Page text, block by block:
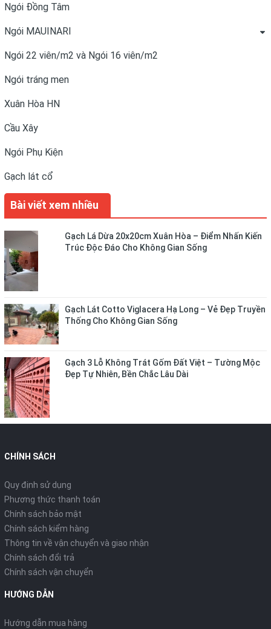
Ngói Đồng Tâm
Ngói MAUINARI
Ngói 22 viên/m2 và Ngói 16 viên/m2
Ngói tráng men
Xuân Hòa HN
Cầu Xây
Ngói Phụ Kiện
Gạch lát cổ
Bài viết xem nhiều
Gạch Lá Dừa 20x20cm Xuân Hòa – Điểm Nhấn Kiến
Trúc Độc Đáo Cho Không Gian Sống
Gạch Lát Cotto Viglacera Hạ Long – Vẻ Đẹp Truyền
Thống Cho Không Gian Sống
Gạch 3 Lỗ Không Trát Gốm Đất Việt – Tường Mộc
Đẹp Tự Nhiên, Bền Chắc Lâu Dài
CHÍNH SÁCH
Quy định sử dụng
Phương thức thanh toán
Chính sách bảo mật
Chính sách kiểm hàng
Thông tin về vận chuyển và giao nhận
Chính sách đổi trả
Chính sách vận chuyển
HƯỚNG DẪN
Hướng dẫn mua hàng